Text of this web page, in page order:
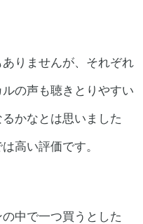
りませんが、それぞれ
の声も聴きとりやすい
かなとは思いました
高い評価です。
中で一つ買うとした